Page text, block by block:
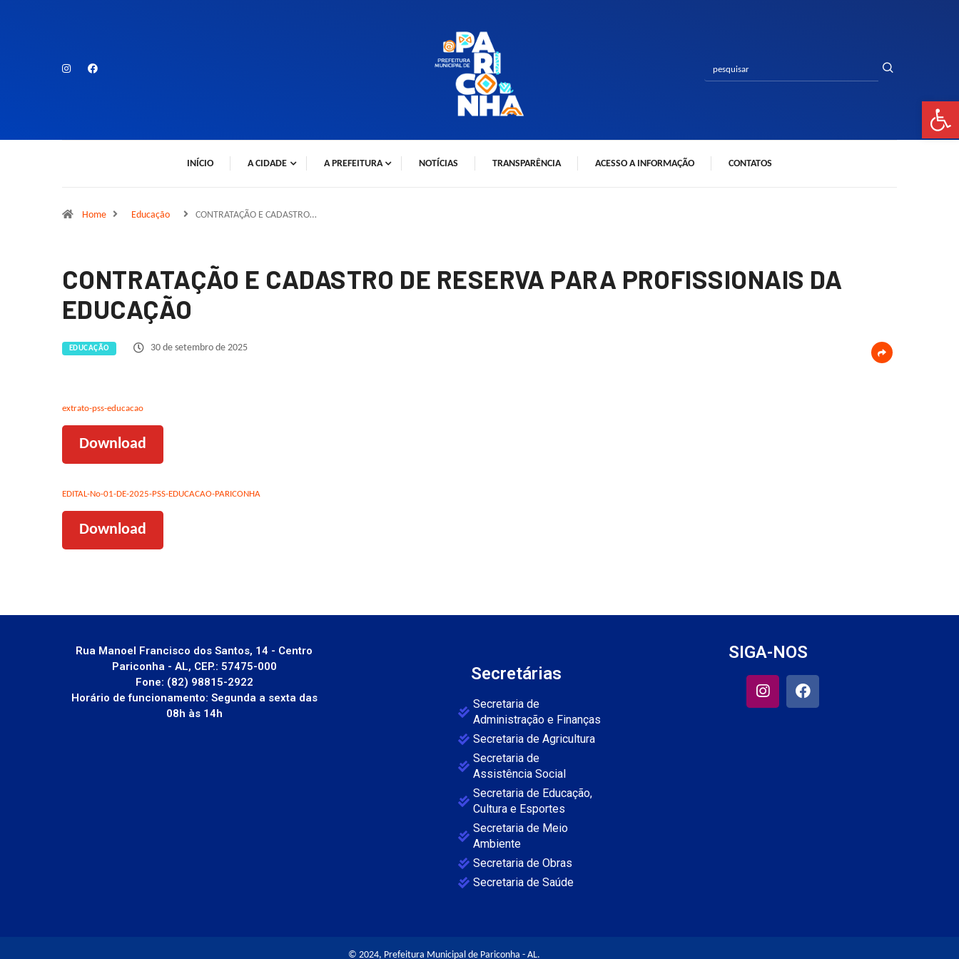
INÍCIO A CIDADE A PREFEITURA NOTÍCIAS TRANSPARÊNCIA ACESSO A INFORMAÇÃO CONTATOS
Home Educação CONTRATAÇÃO E CADASTRO…
CONTRATAÇÃO E CADASTRO DE RESERVA PARA PROFISSIONAIS DA
EDUCAÇÃO
EDUCAÇÃO 30 de setembro de 2025
extrato-pss-educacao
Download
EDITAL-No-01-DE-2025-PSS-EDUCACAO-PARICONHA
Download
Rua Manoel Francisco dos Santos, 14 - Centro
Pariconha - AL, CEP.: 57475-000
Fone: (82) 98815-2922
Horário de funcionamento: Segunda a sexta das
08h às 14h
Secretárias
Secretaria de
Administração e Finanças
Secretaria de Agricultura
Secretaria de
Assistência Social
Secretaria de Educação,
Cultura e Esportes
Secretaria de Meio
Ambiente
Secretaria de Obras
Secretaria de Saúde
SIGA-NOS
© 2024, Prefeitura Municipal de Pariconha - AL.